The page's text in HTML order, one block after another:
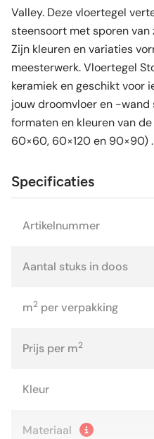
Valley. Deze vloertegel
steensoort met sporen van
Zijn kleuren en variaties
meesterwerk. Vloertegel
keramiek en geschikt voor
jouw droomvloer en -
formaten en kleuren van
60×60, 60×120 en 90×90) .
Specificaties
Artikelnummer
Aantal stuks in doos
m2 per verpakking
Prijs per m2
Kleur
Materiaal